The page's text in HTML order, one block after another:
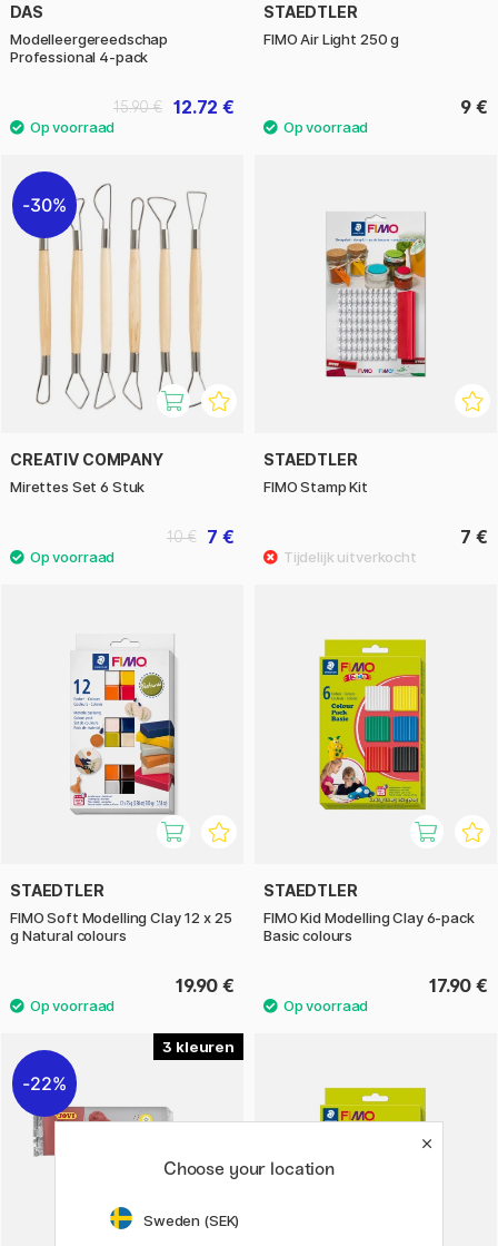
DAS
Modelleergereedschap
Professional 4-pack
12.72 €
15.90 €
STAEDTLER
FIMO Air Light 250 g
9 €
30%
CREATIV COMPANY
Mirettes Set 6 Stuk
7 €
10 €
STAEDTLER
FIMO Stamp Kit
7 €
STAEDTLER
FIMO Soft Modelling Clay 12 x 25
g Natural colours
19.90 €
STAEDTLER
FIMO Kid Modelling Clay 6-pack
Basic colours
17.90 €
3
22%
Choose your location
Sweden (SEK)